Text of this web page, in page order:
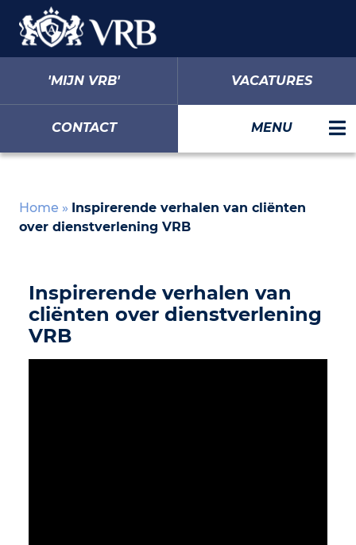
'MIJN VRB' VACATURES
CONTACT MENU
Home » Inspirerende verhalen van cliënten
over dienstverlening VRB
Inspirerende verhalen van
cliënten over dienstverlening
VRB